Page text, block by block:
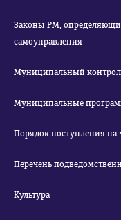
Законы РМ,
самоуправления
Муниципальный
Муниципальные
Порядок поступления
Перечень
Культура